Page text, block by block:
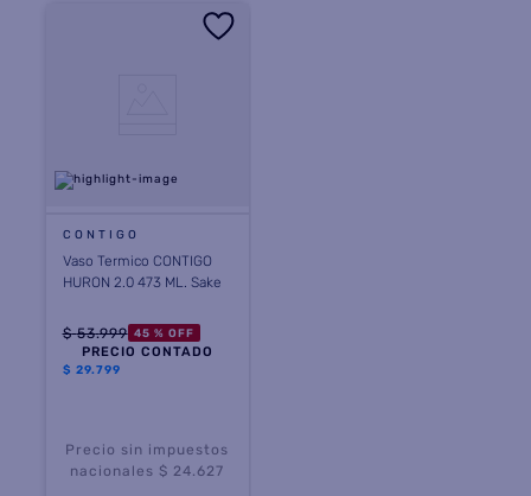
CONTIGO
Vaso Termico CONTIGO
HURON 2.0 473 ML. Sake
$ 53.999 45 % OFF
PRECIO CONTADO
$ 29.799
Precio sin impuestos
nacionales $ 24.627